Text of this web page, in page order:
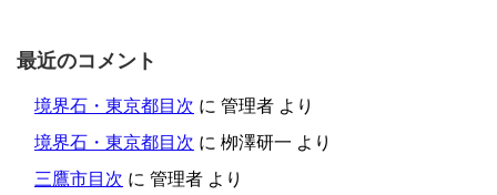
最近のコメント
境界石・東京都目次 に 管理者 より
境界石・東京都目次 に 栁澤研一 より
三鷹市目次 に 管理者 より